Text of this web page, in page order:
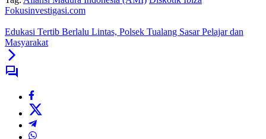
Fokusinvestigasi.com
Edukasi Tertib Berlalu Lintas, Polsek Tualang Sasar Pelajar dan
Masyarakat